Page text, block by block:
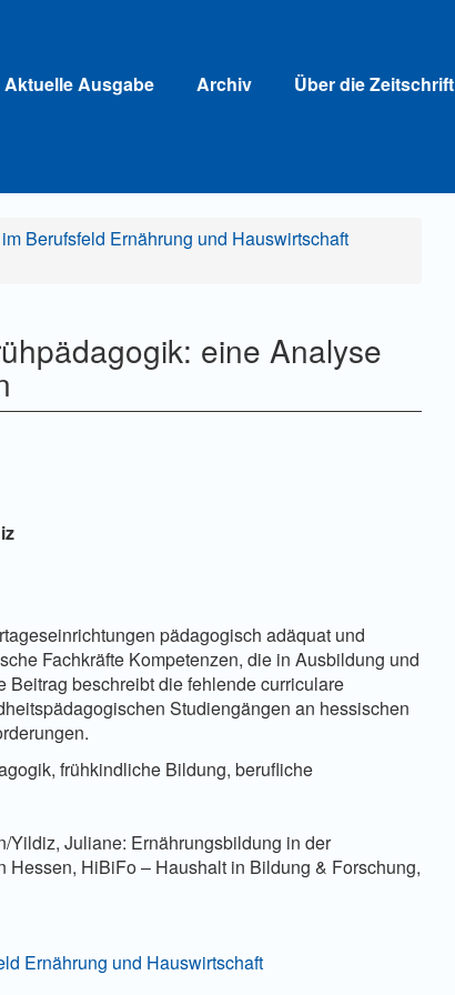
Aktuelle Ausgabe Archiv Über die Zeitschrift
Berufsfeld Ernährung und Hauswirtschaft
eine Analyse
einer Gebühr
pädagogisch adäquat und
Fachkräfte Kompetenzen, die in Ausbildung und
beschreibt die fehlende curriculare
Studiengängen an hessischen
frühkindliche Bildung, berufliche
Yildiz, Juliane: Ernährungsbildung in der
HiBiFo – Haushalt in Bildung & Forschung,
Ernährung und Hauswirtschaft